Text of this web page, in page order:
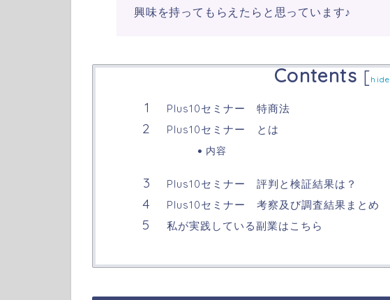
興味を持ってもらえたらと思っています♪
Contents [hide
Plus10セミナー 特商法
Plus10セミナー とは
内容
Plus10セミナー 評判と検証結果は？
Plus10セミナー 考察及び調査結果まとめ
私が実践している副業はこちら